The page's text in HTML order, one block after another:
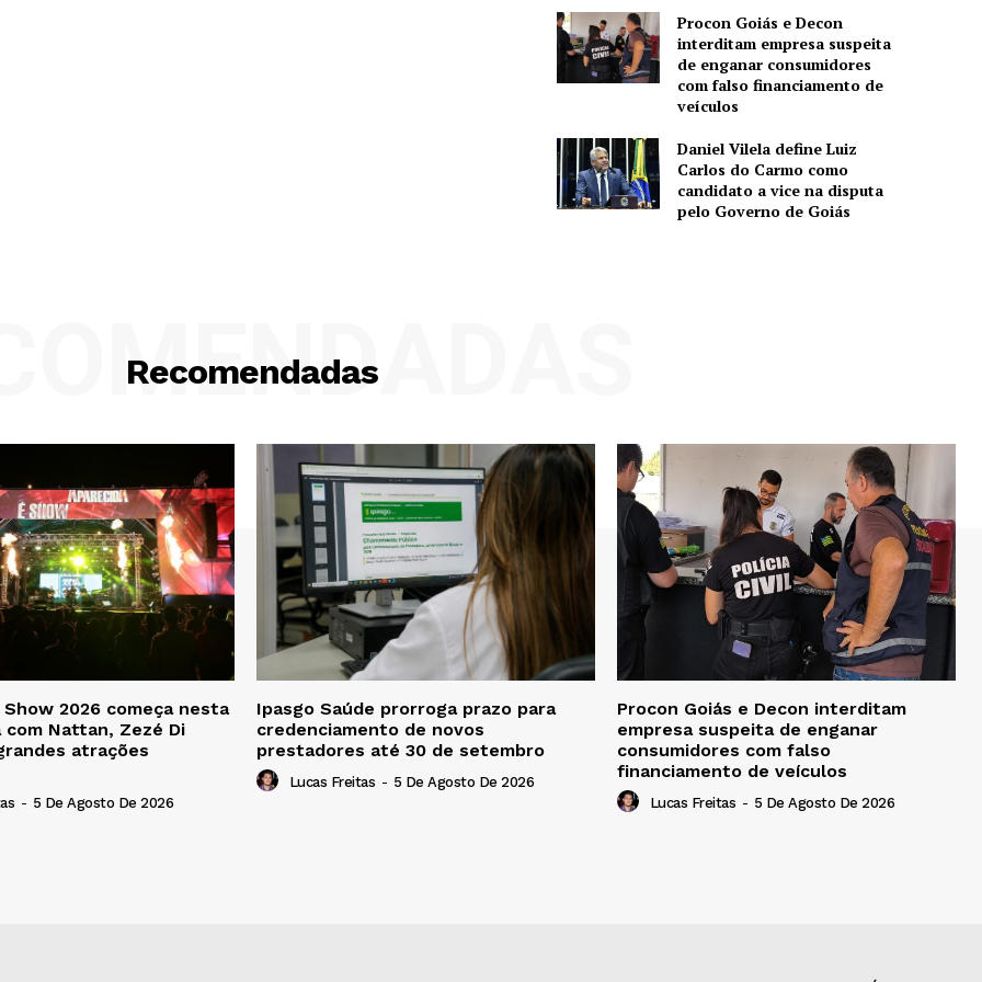
Procon Goiás e Decon
interditam empresa suspeita
de enganar consumidores
com falso financiamento de
veículos
Daniel Vilela define Luiz
Carlos do Carmo como
candidato a vice na disputa
pelo Governo de Goiás
Recomendadas
2026 começa nesta
Nattan, Zezé Di
atrações
- 5 De Agosto De 2026
Ipasgo Saúde prorroga prazo para
credenciamento de novos
prestadores até 30 de setembro
Lucas Freitas - 5 De Agosto De 2026
Procon Goiás e Decon interditam
empresa suspeita de enganar
consumidores com falso
financiamento de veículos
Lucas Freitas - 5 De Agosto De 2026